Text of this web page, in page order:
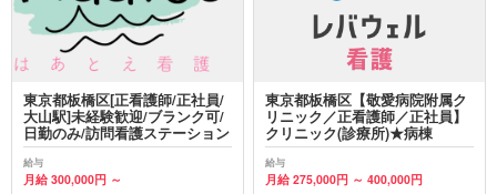
東京都板橋区[正看護師/正社員/
大山駅]未経験歓迎/ブランク可/
日勤のみ/訪問看護ステーション
給与
月給 300,000円 ～
東京都板橋区【敬愛病院附属ク
リニック／正看護師／正社員】
クリニック(診療所)★病棟
給与
月給 275,000円 ～ 400,000円